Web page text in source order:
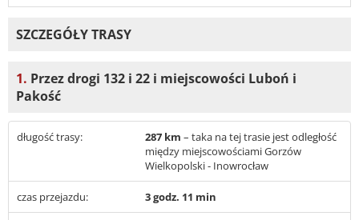
SZCZEGÓŁY TRASY
1. Przez drogi 132 i 22 i miejscowości Luboń i
Pakość
długość trasy: 287 km – taka na tej trasie jest odległość
między miejscowościami Gorzów
Wielkopolski - Inowrocław
czas przejazdu: 3 godz. 11 min